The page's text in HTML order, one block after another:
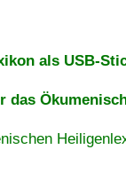
als USB-